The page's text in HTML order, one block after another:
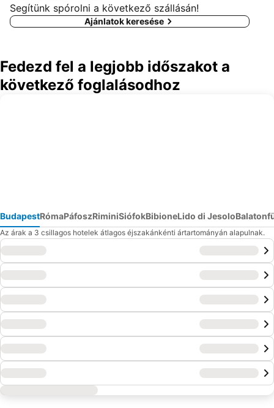
Segítünk spórolni a következő szállásán!
Ajánlatok keresése
Fedezd fel a legjobb időszakot a
következő foglalásodhoz
BudapestRómaPáfoszRiminiSiófokBibioneLido di Jesolo
Az árak a 3 csillagos hotelek átlagos éjszakánkénti ártartományán alapulnak.